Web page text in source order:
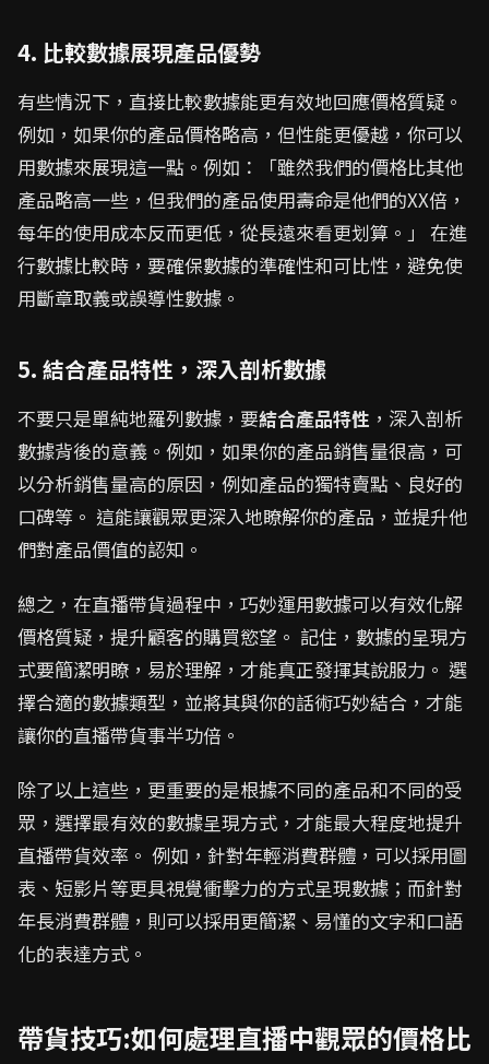
4. 比較數據展現產品優勢
有些情況下，直接比較數據能更有效地回應價格質疑。
例如，如果你的產品價格略高，但性能更優越，你可以
用數據來展現這一點。例如：「雖然我們的價格比其他
產品略高一些，但我們的產品使用壽命是他們的XX倍，
每年的使用成本反而更低，從長遠來看更划算。」 在進
行數據比較時，要確保數據的準確性和可比性，避免使
用斷章取義或誤導性數據。
5. 結合產品特性，深入剖析數據
不要只是單純地羅列數據，要結合產品特性 ，深入剖析
數據背後的意義。例如，如果你的產品銷售量很高，可
以分析銷售量高的原因，例如產品的獨特賣點、良好的
口碑等。 這能讓觀眾更深入地瞭解你的產品，並提升他
們對產品價值的認知。
總之，在直播帶貨過程中，巧妙運用數據可以有效化解
價格質疑，提升顧客的購買慾望。 記住，數據的呈現方
式要簡潔明瞭，易於理解，才能真正發揮其說服力。 選
擇合適的數據類型，並將其與你的話術巧妙結合，才能
讓你的直播帶貨事半功倍。
除了以上這些，更重要的是根據不同的產品和不同的受
眾，選擇最有效的數據呈現方式，才能最大程度地提升
直播帶貨效率。 例如，針對年輕消費群體，可以採用圖
表、短影片等更具視覺衝擊力的方式呈現數據；而針對
年長消費群體，則可以採用更簡潔、易懂的文字和口語
化的表達方式。
帶貨技巧:如何處理直播中觀眾的價格比